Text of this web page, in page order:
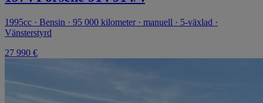
1995cc · Bensin · 95 000 kilometer · manuell · 5-växlad ·
Vänsterstyrd
27 990 €